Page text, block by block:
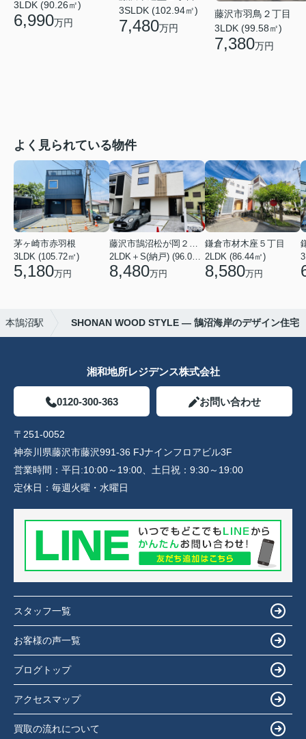
3LDK (90.26㎡)
6,990万円
3SLDK (102.94㎡)
7,480万円
藤沢市羽鳥２丁目
3LDK (99.58㎡)
7,380万円
よく見られている物件
茅ヶ崎市赤羽根
3LDK (105.72㎡)
5,180万円
藤沢市鵠沼松が岡２丁目
2LDK＋S(納戸) (96.05㎡)
8,480万円
鎌倉市材木座５丁目
2LDK (86.44㎡)
8,580万円
本鵠沼駅 SHONAN WOOD STYLE — 鵠沼海岸のデザイン住宅
湘和地所レジデンス株式会社
0120-300-363 お問い合わせ
〒251-0052
神奈川県藤沢市藤沢991-36 FJナインフロアビル3F
営業時間： 平日:10:00～19:00、土日祝：9:30～19:00
定休日： 毎週火曜・水曜日
スタッフ一覧
お客様の声一覧
ブログトップ
アクセスマップ
買取の流れについて